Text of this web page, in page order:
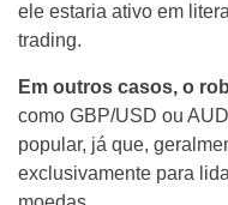
ele estaria ativo em
trading.
Em outros casos, o
como GBP/USD ou
popular, já que,
exclusivamente para